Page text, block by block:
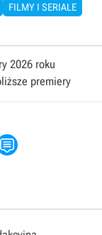
FILMY I SERIALE
2026 roku
premiery